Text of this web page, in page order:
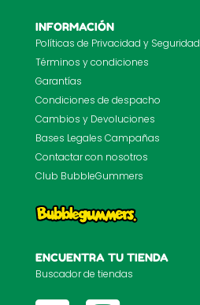
INFORMACIÓN
Políticas de Privacidad y Seguridad
Términos y condiciones
Garantías
Condiciones de despacho
Cambios y Devoluciones
Bases Legales Campañas
Contactar con nosotros
Club BubbleGummers
ENCUENTRA TU TIENDA
Buscador de tiendas